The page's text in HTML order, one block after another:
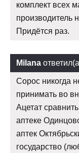
комплект всех
производитель
Придётся раз.
Milana
Сорос никогда
принимать во
Ацетат
аптеке
аптек
государство